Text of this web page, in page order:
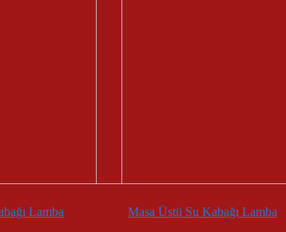
Lamba Masa Üstü Su Kabağı Lamba